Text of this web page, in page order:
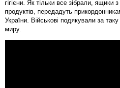
гігієни. Як тільки все зібрали,
продуктів, передадуть
України. Військові подякували за
миру.